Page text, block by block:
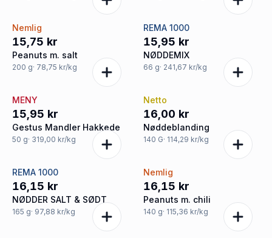
Nemlig
15,75 kr
Peanuts m. salt
200 g· 78,75 kr/kg
REMA 1000
15,95 kr
NØDDEMIX
66 g· 241,67 kr/kg
MENY
15,95 kr
Gestus Mandler Hakkede
50 g· 319,00 kr/kg
Netto
16,00 kr
Nøddeblanding
140 G· 114,29 kr/kg
REMA 1000
16,15 kr
NØDDER SALT & SØDT
165 g· 97,88 kr/kg
Nemlig
16,15 kr
Peanuts m. chili
140 g· 115,36 kr/kg